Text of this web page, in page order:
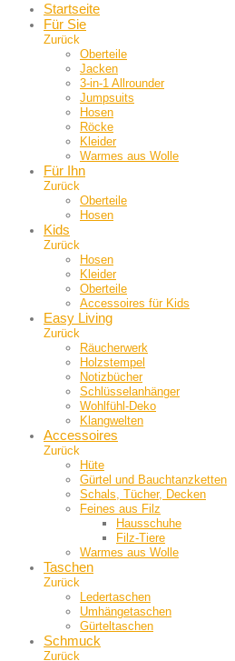
Startseite
Für Sie
Zurück
Oberteile
Jacken
3-in-1 Allrounder
Jumpsuits
Hosen
Röcke
Kleider
Warmes aus Wolle
Für Ihn
Zurück
Oberteile
Hosen
Kids
Zurück
Hosen
Kleider
Oberteile
Accessoires für Kids
Easy Living
Zurück
Räucherwerk
Holzstempel
Notizbücher
Schlüsselanhänger
Wohlfühl-Deko
Klangwelten
Accessoires
Zurück
Hüte
Gürtel und Bauch­tanzketten
Schals, Tücher, Decken
Feines aus Filz
Hausschuhe
Filz-Tiere
Warmes aus Wolle
Taschen
Zurück
Ledertaschen
Umhängetaschen
Gürteltaschen
Schmuck
Zurück